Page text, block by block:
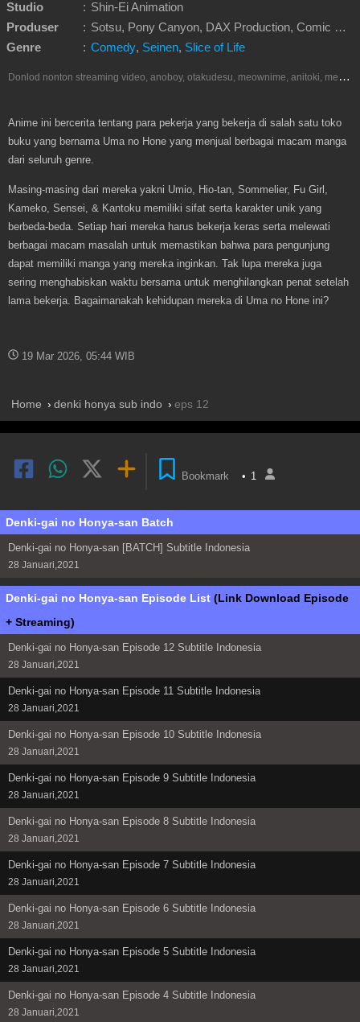
Studio
: Shin-Ei Animation
Produser
:
Sotsu, Pony Canyon, DAX Production, Comic Umenohone, Mobcast
Genre
: Comedy, Seinen, Slice of Life
D
onlod nonton streaming video, anoboy, otakudesu, meownime, anitoki, meguminime, melody, oploverz, anoboy, nimegami, unduh, riie net, drivenime, myanimelist, MAL, kusonime, neonime, bstation, maxnime, animeindo, Netflix, crunchyroll, neonime, samehadaku, streaming, otakupoi, awsubs, anibatch, anikyojin, nekonime, kurogaze, zippyshare, vidio google drive, Muse Indonesia, iQIYI, Viu, Ani-One Asia, Animenonton, Otaku desu, Mangaku, Anibatch,Vidio, Genflix, Amazon Prime Video, Terlengkap Google Drive 240p, 3GP, Muse Indonesia.
Anime ini bercerita tentang para pekerja yang bekerja di salah satu toko
buku yang bernama Uma no Hone yang menjual berbagai macam manga
dari seluruh genre.
Masing-masing dari mereka yakni Umio, Hio-tan, Sommelier, Fu Girl,
Kameko, Sensei, & Kantoku memiliki sifat serta karakter unik yang
berbeda-beda. Setiap hari mereka harus bekerja keras serta melewati
berbagai macam masalah untuk memastikan bahwa para pengunjung
dapat memiliki manga yang mereka inginkan. Tak lupa mereka juga
sering menghabiskan waktu bersama untuk menghilangkan penat setelah
lama bekerja. Bagaimanakah kehidupan mereka di Uma no Hone ini?
19 Mar 2026, 05:44 WIB
Home denki honya sub indo eps 12
Bookmark • 1
Denki-gai no Honya-san Batch
Denki-gai no Honya-san [BATCH] Subtitle Indonesia
28 Januari,2021
Denki-gai no Honya-san Episode List (Link Download Episode
+ Streaming)
Denki-gai no Honya-san Episode 12 Subtitle Indonesia
28 Januari,2021
Denki-gai no Honya-san Episode 11 Subtitle Indonesia
28 Januari,2021
Denki-gai no Honya-san Episode 10 Subtitle Indonesia
28 Januari,2021
Denki-gai no Honya-san Episode 9 Subtitle Indonesia
28 Januari,2021
Denki-gai no Honya-san Episode 8 Subtitle Indonesia
28 Januari,2021
Denki-gai no Honya-san Episode 7 Subtitle Indonesia
28 Januari,2021
Denki-gai no Honya-san Episode 6 Subtitle Indonesia
28 Januari,2021
Denki-gai no Honya-san Episode 5 Subtitle Indonesia
28 Januari,2021
Denki-gai no Honya-san Episode 4 Subtitle Indonesia
28 Januari,2021